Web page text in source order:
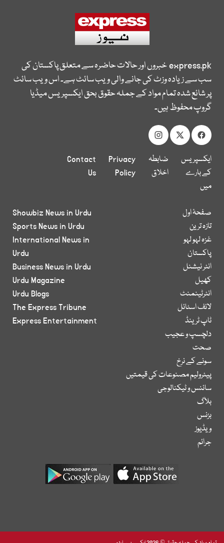
express.pkخبروں اور حالات حاضرہ سے متعلق پاکستان کی
سب سے زیادہ وزٹ کی جانے والی ویب سائٹ ہے۔ اس ویب سائٹ
پر شائع شدہ تمام مواد کے جملہ حقوق بحق ایکسپریس میڈیا
گروپ محفوظ ہیں۔
ایکسپریس
کے بارے
میں
ضابطہ
اخلاق
Privacy
Policy
Contact
Us
صفحۂ اول
تازہ ترین
غزہ لہو لہو
پاکستان
انٹر نیشنل
کھیل
انٹرٹینمنٹ
لائف اسٹائل
ٹاپ ٹرینڈ
دلچسپ و عجیب
صحت
سونے کے نرخ
پیٹرولیم مصنوعات کی قیمتیں
سائنس و ٹیکنالوجی
بلاگ
بزنس
ویڈیوز
جرائم
Showbiz News in Urdu
Sports News in Urdu
International News in
Urdu
Business News in Urdu
Urdu Magazine
Urdu Blogs
The Express Tribune
Express Entertainment